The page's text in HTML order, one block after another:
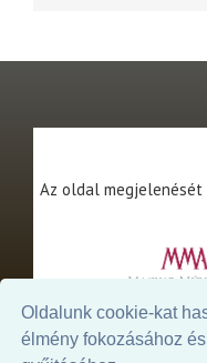
Oldalunk cookie-kat
élmény fokozásához
Az oldal